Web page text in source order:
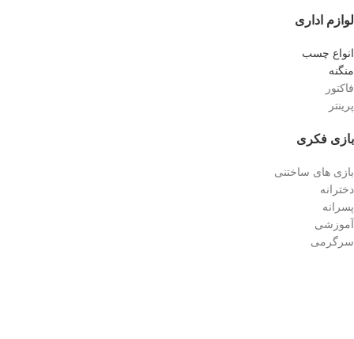
لوازم اداری
انواع چسب
منگنه
فاکتور
پرینتر
بازی فکری
بازی های ساختنی
دخترانه
پسرانه
آموزشی
سرگرمی